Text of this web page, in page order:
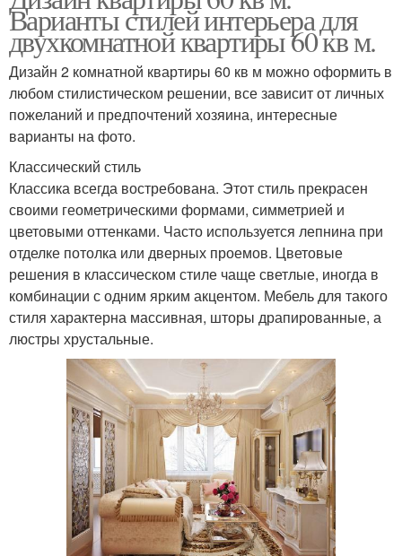
Варианты стилей интерьера для
двухкомнатной квартиры 60 кв м.
Дизайн 2 комнатной квартиры 60 кв м можно оформить в
любом стилистическом решении, все зависит от личных
пожеланий и предпочтений хозяина, интересные
варианты на фото.
Классический стиль
Классика всегда востребована. Этот стиль прекрасен
своими геометрическими формами, симметрией и
цветовыми оттенками. Часто используется лепнина при
отделке потолка или дверных проемов. Цветовые
решения в классическом стиле чаще светлые, иногда в
комбинации с одним ярким акцентом. Мебель для такого
стиля характерна массивная, шторы драпированные, а
люстры хрустальные.